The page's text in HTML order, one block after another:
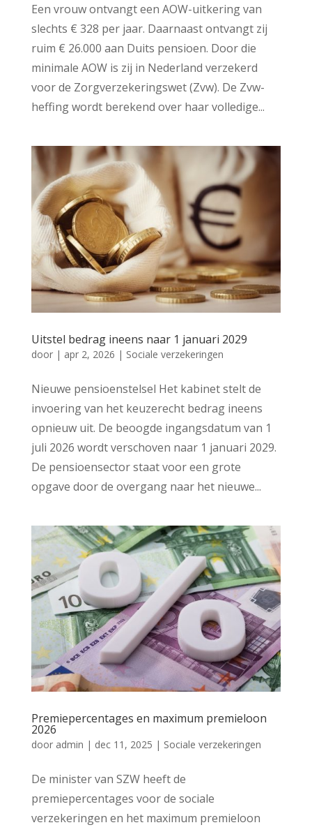
Een vrouw ontvangt een AOW-uitkering van
slechts € 328 per jaar. Daarnaast ontvangt zij
ruim € 26.000 aan Duits pensioen. Door die
minimale AOW is zij in Nederland verzekerd
voor de Zorgverzekeringswet (Zvw). De Zvw-
heffing wordt berekend over haar volledige...
Uitstel bedrag ineens naar 1 januari 2029
door | apr 2, 2026 | Sociale verzekeringen
Nieuwe pensioenstelsel Het kabinet stelt de
invoering van het keuzerecht bedrag ineens
opnieuw uit. De beoogde ingangsdatum van 1
juli 2026 wordt verschoven naar 1 januari 2029.
De pensioensector staat voor een grote
opgave door de overgang naar het nieuwe...
Premiepercentages en maximum premieloon
2026
door admin | dec 11, 2025 | Sociale verzekeringen
De minister van SZW heeft de
premiepercentages voor de sociale
verzekeringen en het maximum premieloon